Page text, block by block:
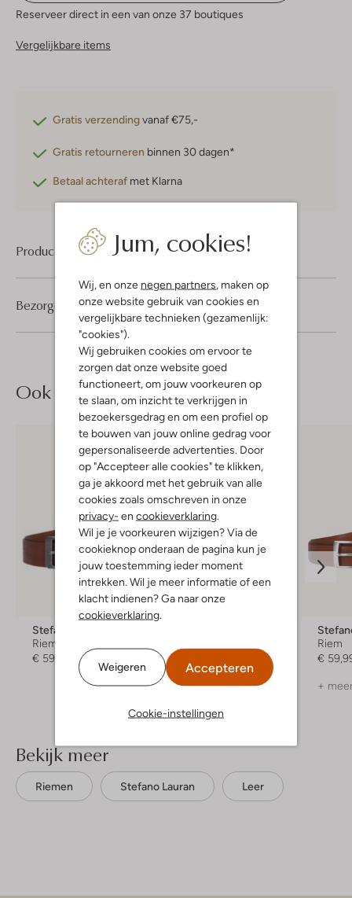
Jum, cookies!
Wij, en onze negen partners , maken op
onze website gebruik van cookies en
vergelijkbare technieken (gezamenlijk:
"cookies").
Wij gebruiken cookies om ervoor te
zorgen dat onze website goed
functioneert, om jouw voorkeuren op
te slaan, om inzicht te verkrijgen in
bezoekersgedrag en om een profiel op
te bouwen van jouw online gedrag voor
gepersonaliseerde advertenties. Door
op "Accepteer alle cookies" te klikken,
ga je akkoord met het gebruik van alle
cookies zoals omschreven in onze
privacy- en cookieverklaring
Wil je je voorkeuren wijzigen? Via de
cookieknop onderaan de pagina kun je
jouw toestemming ieder moment
intrekken. Wil je meer informatie of een
klacht indienen? Ga naar onze
cookieverklaring
Weigeren Accepteren
Cookie-instellingen
Reserveer direct in een van onze 37 boutiques
Vergelijkbare items
Gratis verzendingvanaf €75,-
Gratis retourneren binnen 30 dagen*
Betaal achteraf met Klarna
Product informatie
Bezorgen & retourneren
Ook iets voor jou?
Stefano Lauran
Riem
€ 59,99
+ meer kleuren
Riem
€
+
Bekijk meer
Riemen Stefano Lauran Leer